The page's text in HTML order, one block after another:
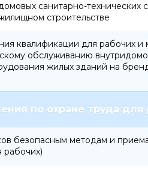
санитарно-технических
строительстве
квалификации для рабочих и
обслуживанию
жилых зданий на
по охране труда для
безопасным методам и
рабочих)